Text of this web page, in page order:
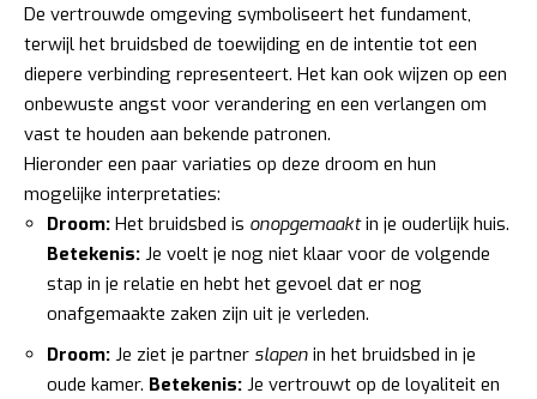
De vertrouwde omgeving symboliseert het fundament,
terwijl het bruidsbed de toewijding en de intentie tot een
diepere verbinding representeert. Het kan ook wijzen op een
onbewuste angst voor verandering en een verlangen om
vast te houden aan bekende patronen.
Hieronder een paar variaties op deze droom en hun
mogelijke interpretaties:
Droom: Het bruidsbed is onopgemaaktin je ouderlijk huis.
Betekenis: Je voelt je nog niet klaar voor de volgende
stap in je relatie en hebt het gevoel dat er nog
onafgemaakte zaken zijn uit je verleden.
Droom: Je ziet je partner slapen in het bruidsbed in je
oude kamer. Betekenis: Je vertrouwt op de loyaliteit en